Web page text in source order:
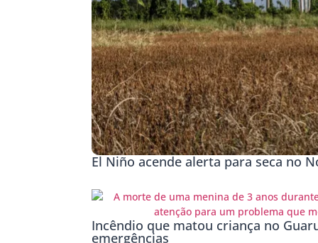
El Niño acende alerta para seca no
Incêndio que matou criança no
emergências